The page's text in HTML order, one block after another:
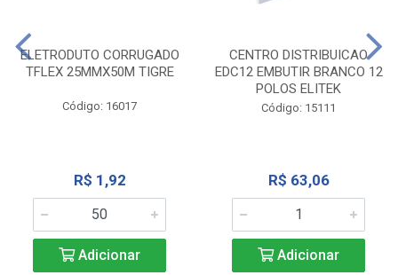
ELETRODUTO CORRUGADO
TFLEX 25MMX50M TIGRE
Código: 16017
R$ 1,92
Adicionar
CENTRO DISTRIBUICAO
EDC12 EMBUTIR BRANCO 12
POLOS ELITEK
Código: 15111
R$ 63,06
Adicionar